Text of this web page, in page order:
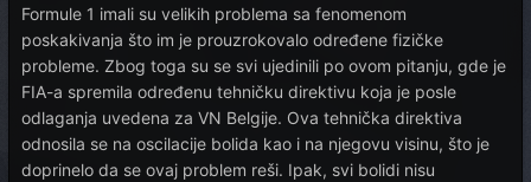
Formule 1 imali su velikih problema sa fenomenom
poskakivanja što im je prouzrokovalo određene fizičke
probleme. Zbog toga su se svi ujedinili po ovom pitanju, gde je
FIA-a spremila određenu tehničku direktivu koja je posle
odlaganja uvedena za VN Belgije. Ova tehnička direktiva
odnosila se na oscilacije bolida kao i na njegovu visinu, što je
doprinelo da se ovaj problem reši. Ipak, svi bolidi nisu